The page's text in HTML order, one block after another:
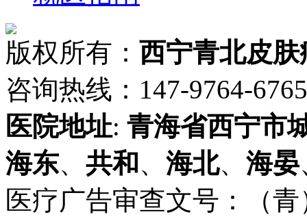
版权所有： 西宁青北皮肤
咨询热线：147-9764-
医院地址: 青海省西宁市
海东、 共和 、 海北、 海晏
医疗广告审查文号：（